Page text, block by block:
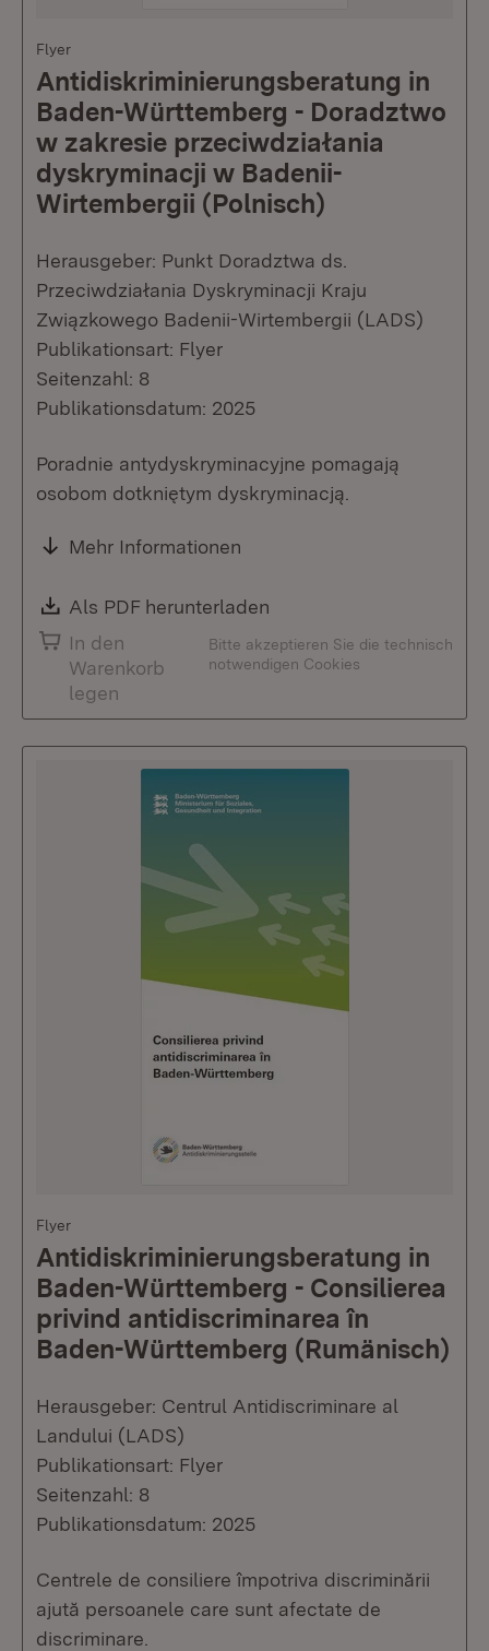
Flyer
Antidiskriminierungsberatung in
Baden-Württemberg - Doradztwo
w zakresie przeciwdziałania
dyskryminacji w Badenii-
Wirtembergii (Polnisch)
Herausgeber: Punkt Doradztwa ds.
Przeciwdziałania Dyskryminacji Kraju
Związkowego Badenii-Wirtembergii (LADS)
Publikationsart: Flyer
Seitenzahl: 8
Publikationsdatum: 2025
Poradnie antydyskryminacyjne pomagają
osobom dotkniętym dyskryminacją.
Mehr Informationen
Download:
Als PDF herunterladen
In den
Warenkorb
legen
Bitte akzeptieren Sie die technisch
notwendigen Cookies
Flyer
Antidiskriminierungsberatung in
Baden-Württemberg - Consilierea
privind antidiscriminarea în
Baden-Württemberg (Rumänisch)
Herausgeber: Centrul Antidiscriminare al
Landului (LADS)
Publikationsart: Flyer
Seitenzahl: 8
Publikationsdatum: 2025
Centrele de consiliere împotriva discriminării
ajută persoanele care sunt afectate de
discriminare.